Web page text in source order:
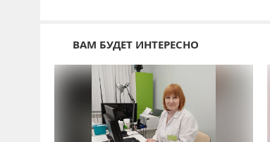
ВАМ БУДЕТ ИНТЕРЕСНО